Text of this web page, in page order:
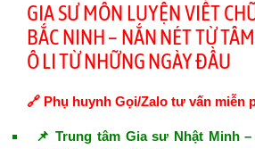
GIA SƯ MÔN LUYỆN VIẾT
BẮC NINH – NẮN NÉT TỪ
Ô LI TỪ NHỮNG NGÀY ĐẦU
🔗 Phụ huynh Gọi/Zalo tư vấn miễn
📌 Trung tâm Gia sư Nhật Minh